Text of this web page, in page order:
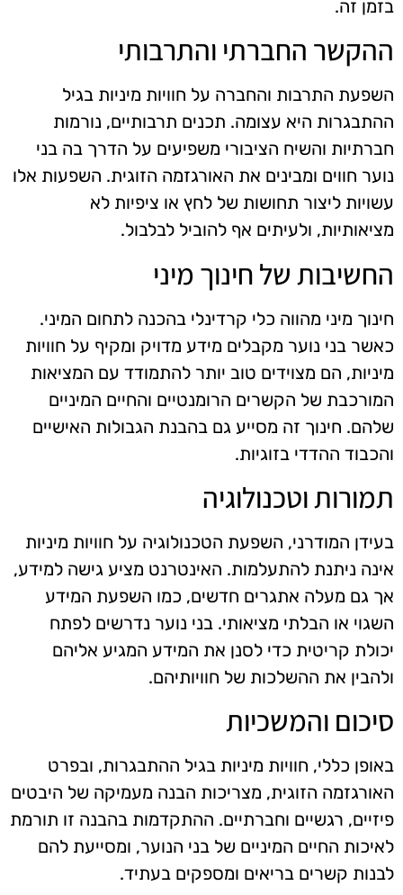
בזמן זה.
ההקשר החברתי והתרבותי
השפעת התרבות והחברה על חוויות מיניות בגיל
ההתבגרות היא עצומה. תכנים תרבותיים, נורמות
חברתיות והשיח הציבורי משפיעים על הדרך בה בני
נוער חווים ומבינים את האורגזמה הזוגית. השפעות אלו
עשויות ליצור תחושות של לחץ או ציפיות לא
מציאותיות, ולעיתים אף להוביל לבלבול.
החשיבות של חינוך מיני
חינוך מיני מהווה כלי קרדינלי בהכנה לתחום המיני.
כאשר בני נוער מקבלים מידע מדויק ומקיף על חוויות
מיניות, הם מצוידים טוב יותר להתמודד עם המציאות
המורכבת של הקשרים הרומנטיים והחיים המיניים
שלהם. חינוך זה מסייע גם בהבנת הגבולות האישיים
והכבוד ההדדי בזוגיות.
תמורות וטכנולוגיה
בעידן המודרני, השפעת הטכנולוגיה על חוויות מיניות
אינה ניתנת להתעלמות. האינטרנט מציע גישה למידע,
אך גם מעלה אתגרים חדשים, כמו השפעת המידע
השגוי או הבלתי מציאותי. בני נוער נדרשים לפתח
יכולת קריטית כדי לסנן את המידע המגיע אליהם
ולהבין את ההשלכות של חוויותיהם.
סיכום והמשכיות
באופן כללי, חוויות מיניות בגיל ההתבגרות, ובפרט
האורגזמה הזוגית, מצריכות הבנה מעמיקה של היבטים
פיזיים, רגשיים וחברתיים. ההתקדמות בהבנה זו תורמת
לאיכות החיים המיניים של בני הנוער, ומסייעת להם
לבנות קשרים בריאים ומספקים בעתיד.